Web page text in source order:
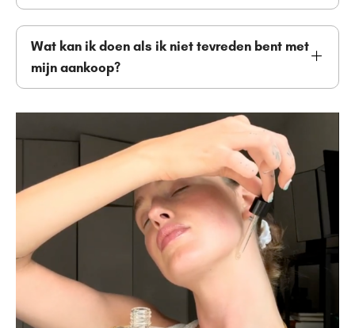
Wat kan ik doen als ik niet tevreden bent met
mijn aankoop?